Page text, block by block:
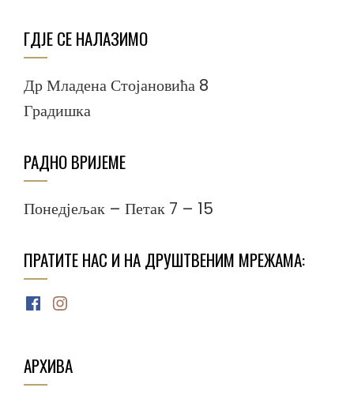
ГДЈЕ СЕ НАЛАЗИМО
Др Младена Стојановића 8
Градишка
РАДНО ВРИЈЕМЕ
Понедјељак – Петак 7 – 15
ПРАТИТЕ НАС И НА ДРУШТВЕНИМ МРЕЖАМА:
Facebook
Instagram
АРХИВА